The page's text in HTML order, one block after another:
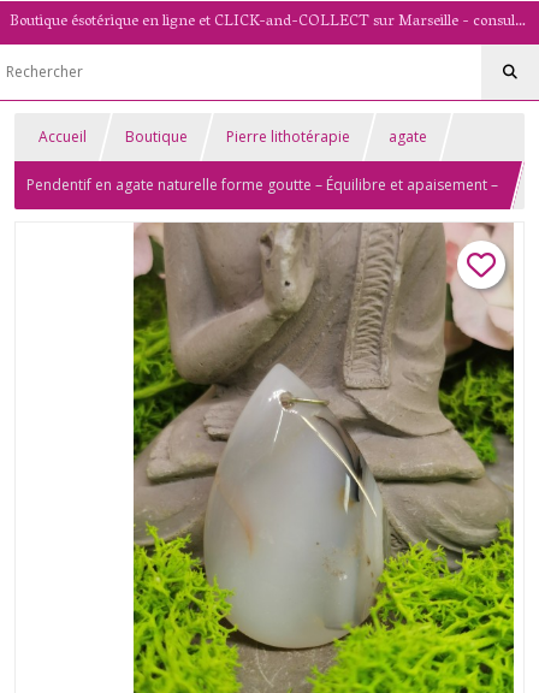
Boutique ésotérique en ligne et CLICK-and-COLLECT sur Marseille - consultation de voyance par mail - livret numérologique (13/PACA)
Accueil Boutique Pierre lithotérapie agate
Pendentif en agate naturelle forme goutte – Équilibre et apaisement –